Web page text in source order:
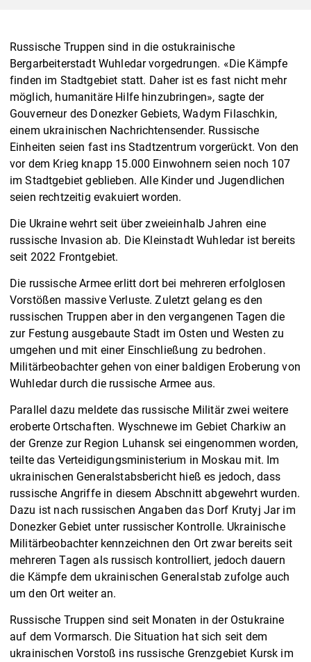
Russische Truppen sind in die ostukrainische
Bergarbeiterstadt Wuhledar vorgedrungen. «Die Kämpfe
finden im Stadtgebiet statt. Daher ist es fast nicht mehr
möglich, humanitäre Hilfe hinzubringen», sagte der
Gouverneur des Donezker Gebiets, Wadym Filaschkin,
einem ukrainischen Nachrichtensender. Russische
Einheiten seien fast ins Stadtzentrum vorgerückt. Von den
vor dem Krieg knapp 15.000 Einwohnern seien noch 107
im Stadtgebiet geblieben. Alle Kinder und Jugendlichen
seien rechtzeitig evakuiert worden.
Die Ukraine wehrt seit über zweieinhalb Jahren eine
russische Invasion ab. Die Kleinstadt Wuhledar ist bereits
seit 2022 Frontgebiet.
Die russische Armee erlitt dort bei mehreren erfolglosen
Vorstößen massive Verluste. Zuletzt gelang es den
russischen Truppen aber in den vergangenen Tagen die
zur Festung ausgebaute Stadt im Osten und Westen zu
umgehen und mit einer Einschließung zu bedrohen.
Militärbeobachter gehen von einer baldigen Eroberung von
Wuhledar durch die russische Armee aus.
Parallel dazu meldete das russische Militär zwei weitere
eroberte Ortschaften. Wyschnewe im Gebiet Charkiw an
der Grenze zur Region Luhansk sei eingenommen worden,
teilte das Verteidigungsministerium in Moskau mit. Im
ukrainischen Generalstabsbericht hieß es jedoch, dass
russische Angriffe in diesem Abschnitt abgewehrt wurden.
Dazu ist nach russischen Angaben das Dorf Krutyj Jar im
Donezker Gebiet unter russischer Kontrolle. Ukrainische
Militärbeobachter kennzeichnen den Ort zwar bereits seit
mehreren Tagen als russisch kontrolliert, jedoch dauern
die Kämpfe dem ukrainischen Generalstab zufolge auch
um den Ort weiter an.
Russische Truppen sind seit Monaten in der Ostukraine
auf dem Vormarsch. Die Situation hat sich seit dem
ukrainischen Vorstoß ins russische Grenzgebiet Kursk im